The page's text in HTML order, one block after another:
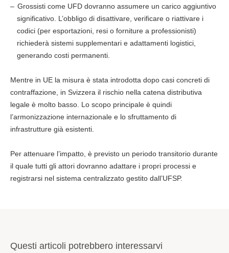
Grossisti come UFD dovranno assumere un carico aggiuntivo
significativo. L’obbligo di disattivare, verificare o riattivare i
codici (per esportazioni, resi o forniture a professionisti)
richiederà sistemi supplementari e adattamenti logistici,
generando costi permanenti.
Mentre in UE la misura è stata introdotta dopo casi concreti di
contraffazione, in Svizzera il rischio nella catena distributiva
legale è molto basso. Lo scopo principale è quindi
l’armonizzazione internazionale e lo sfruttamento di
infrastrutture già esistenti.
Per attenuare l’impatto, è previsto un periodo transitorio durante
il quale tutti gli attori dovranno adattare i propri processi e
registrarsi nel sistema centralizzato gestito dall’UFSP.
Questi articoli potrebbero interessarvi